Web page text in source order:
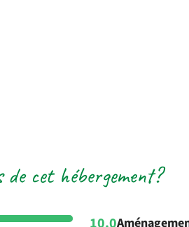
cet hébergement?